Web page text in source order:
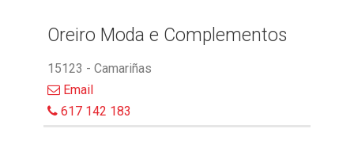
Oreiro Moda e Complementos
15123 - Camariñas
Email
617 142 183